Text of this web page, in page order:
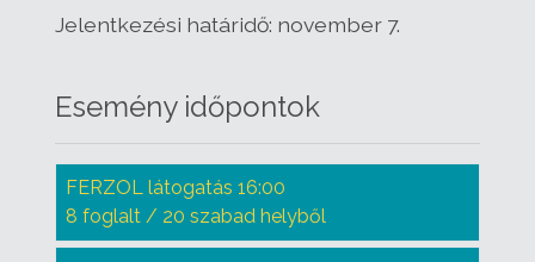
Jelentkezési határidő: november 7.
Esemény időpontok
FERZOL látogatás 16:00
8 foglalt / 20 szabad helyből